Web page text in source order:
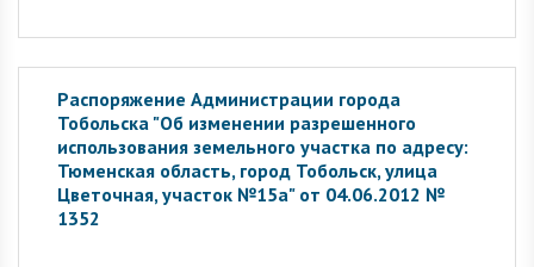
Распоряжение Администрации города
Тобольска "Об изменении разрешенного
использования земельного участка по адресу:
Тюменская область, город Тобольск, улица
Цветочная, участок №15а" от 04.06.2012 №
1352